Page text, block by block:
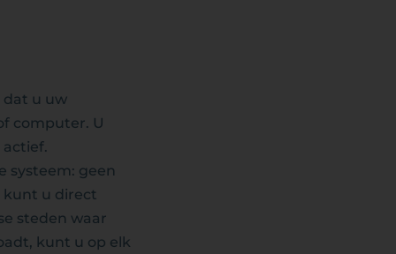
dat u uw
computer. U
systeem: geen
kunt u direct
steden waar
kunt u op elk